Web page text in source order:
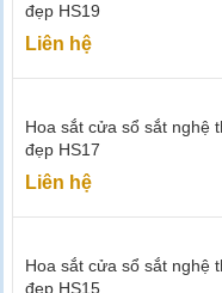
đẹp HS19
Liên hệ
Hoa sắt cửa sổ sắt nghệ
đẹp HS17
Liên hệ
Hoa sắt cửa sổ sắt nghệ
đẹp HS15